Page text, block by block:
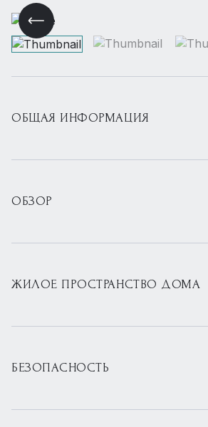
ОБЩАЯ ИНФОРМАЦИЯ
ОБЗОР
ЖИЛОЕ ПРОСТРАНСТВО ДОМА
БЕЗОПАСНОСТЬ